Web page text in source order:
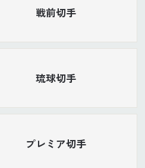
戦前切手
琉球切手
プレミア切手